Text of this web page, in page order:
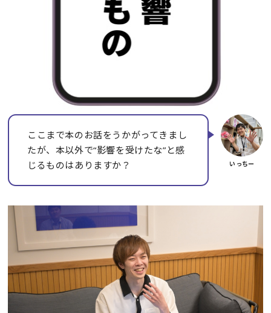
ここまで本のお話をうかがってきまし
たが、本以外で“影響を受けたな”と感
じるものはありますか？